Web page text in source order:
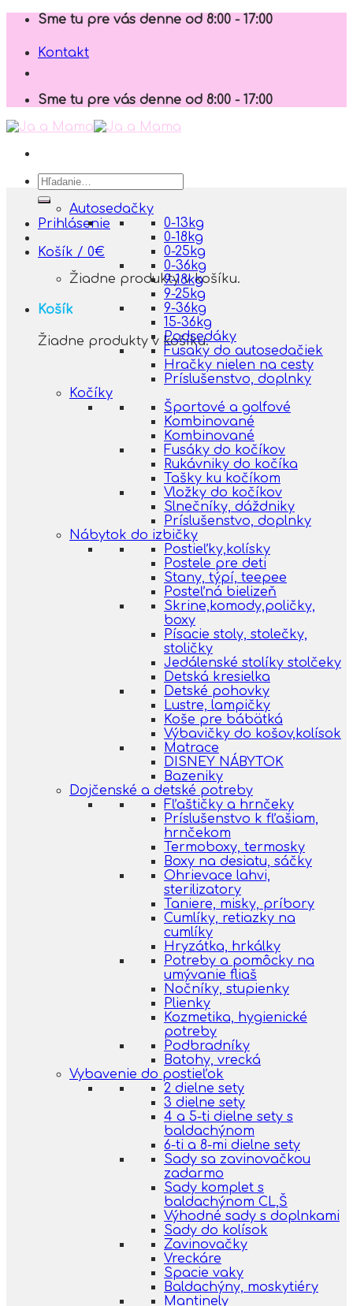
Skip
content
Sme tu pre vás denne od 8:00 - 17:00
Kontakt
Sme tu pre vás denne od 8:00 - 17:00
Hľadať:
Prihlásenie
Košík / 0€
Žiadne produkty v košíku.
Košík
Žiadne produkty v košíku.
Autosedačky
0-13kg
0-18kg
0-25kg
0-36kg
9-18kg
9-25kg
9-36kg
15-36kg
Podsedáky
Fusaky do autosedačiek
Hračky nielen na cesty
Príslušenstvo, doplnky
Kočíky
Športové a golfové
Kombinované
Kombinované
Fusáky do kočíkov
Rukávniky do kočíka
Tašky ku kočíkom
Vložky do kočíkov
Slnečníky, dáždniky
Príslušenstvo, doplnky
Nábytok do izbičky
Postieľky,kolísky
Postele pre deti
Stany, týpí, teepee
Posteľná bielizeň
Skrine,komody,poličky,
boxy
Písacie stoly, stolečky,
stoličky
Jedálenské stolíky stolčeky
Detská kresielka
Detské pohovky
Lustre, lampičky
Koše pre bábätká
Výbavičky do košov,kolísok
Matrace
DISNEY NÁBYTOK
Bazeniky
Dojčenské a detské potreby
Fľaštičky a hrnčeky
Príslušenstvo k fľašiam,
hrnčekom
Termoboxy, termosky
Boxy na desiatu, sáčky
Ohrievace lahvi,
sterilizatory
Taniere, misky, príbory
Cumlíky, retiazky na
cumlíky
Hryzátka, hrkálky
Potreby a pomôcky na
umývanie fliaš
Nočníky, stupienky
Plienky
Kozmetika, hygienické
potreby
Podbradníky
Batohy, vrecká
Vybavenie do postieľok
2 dielne sety
3 dielne sety
4 a 5-ti dielne sety s
baldachýnom
6-ti a 8-mi dielne sety
Sady sa zavinovačkou
zadarmo
Sady komplet s
baldachýnom CL,Š
Výhodné sady s doplnkami
Sady do kolísok
Zavinovačky
Vreckáre
Spacie vaky
Baldachýny, moskytiéry
Mantinely